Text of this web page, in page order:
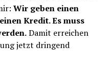
Wir geben einen
Kre­dit. Es muss
Damit errei­chen
jetzt drin­gend